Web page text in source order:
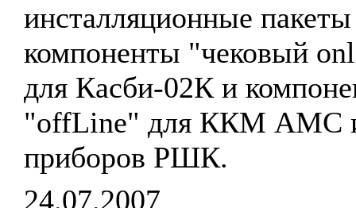
инсталляционные пакеты
компоненты "чековый
для Касби-02К и
"offLine" для ККМ АМС
приборов РШК.
24.07.2007